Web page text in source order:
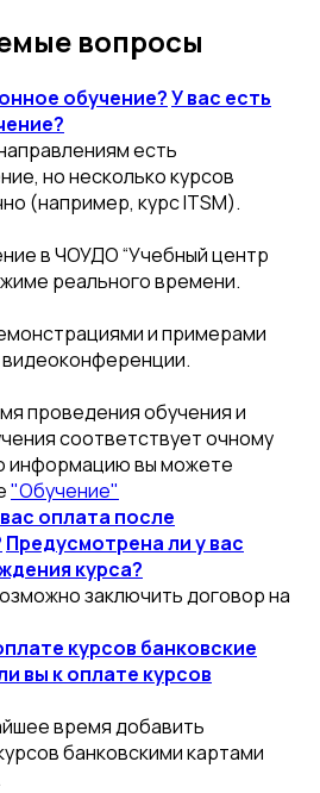
вопросы
обучение?У вас есть
есть
но несколько курсов
(например, курс ITSM).
в ЧОУДО “Учебный центр
реального времени.
и примерами
проведения обучения и
соответствует очному
информацию вы можете
"Обучение"
оплата после
Предусмотрена ли у вас
курса?
заключить договор на
курсов банковские
вы к оплате курсов
время добавить
банковскими картами